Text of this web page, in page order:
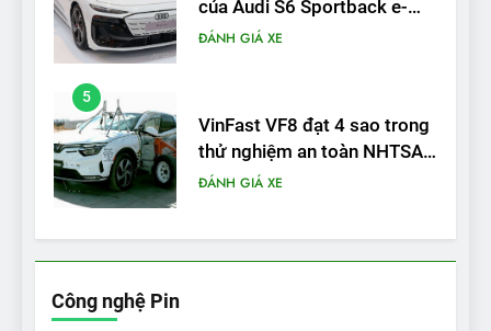
thử nghiệm an toàn NHTSA
tại Mỹ
ĐÁNH GIÁ XE
6
Hệ thống treo đa điểm –
trang bị “đáng từng xu” trên
VinFast VF 6
ĐÁNH GIÁ XE
7
Công nghệ Pin